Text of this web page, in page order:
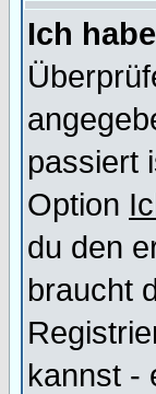
Ich
passiert
Option
du den
braucht
kannst -